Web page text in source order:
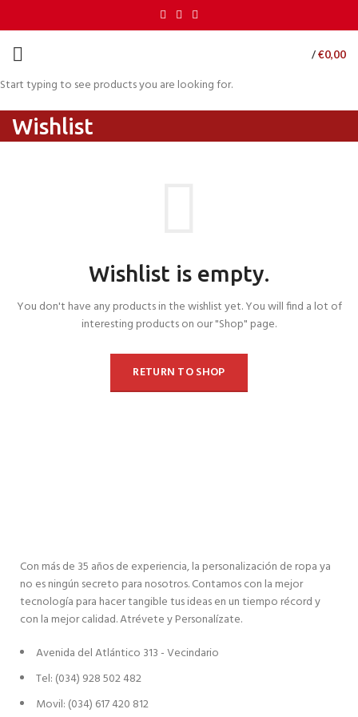
/€0,00
Wishlist
Wishlist is empty.
You don't have any products in the wishlist yet.You will find a lot of
interesting products on our "Shop" page.
RETURN TO SHOP
Con más de 35 años de experiencia, la personalización de ropa ya
no es ningún secreto para nosotros. Contamos con la mejor
tecnología para hacer tangible tus ideas en un tiempo récord y
con la mejor calidad. Atrévete y Personalízate.
Avenida del Atlántico 313 - Vecindario
Tel: (034) 928 502 482
Movil: (034) 617 420 812
Start typing to see products you are looking for.